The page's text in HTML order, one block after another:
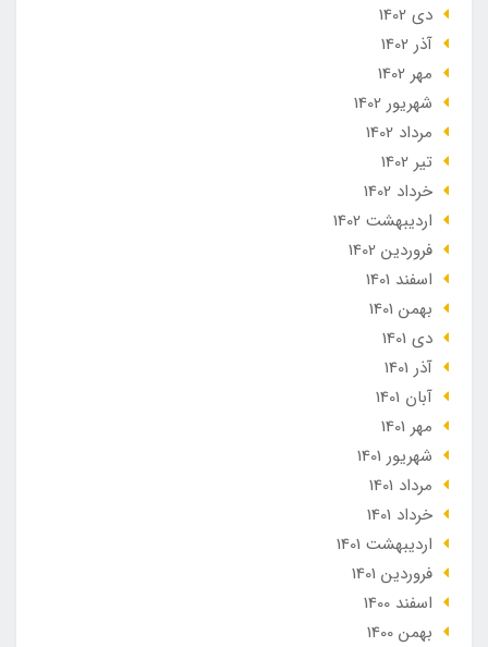
دی 1402
آذر 1402
مهر 1402
شهریور 1402
مرداد 1402
تير 1402
خرداد 1402
ارديبهشت 1402
فروردین 1402
اسفند 1401
بهمن 1401
دی 1401
آذر 1401
آبان 1401
مهر 1401
شهریور 1401
مرداد 1401
خرداد 1401
ارديبهشت 1401
فروردین 1401
اسفند 1400
بهمن 1400